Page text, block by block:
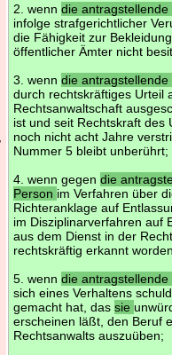
2. wenndie antragstellende
infolge strafgerichtlicher
die Fähigkeit zur Bekleidung
öffentlicher Ämter nicht
3. wenndie antragstellende
durch rechtskräftiges Urteil
Rechtsanwaltschaft
ist und seit Rechtskraft des
noch nicht acht Jahre
Nummer 5 bleibt unberührt;
4. wenn gegendie
Person im Verfahren über
Richteranklage auf
im Disziplinarverfahren auf
aus dem Dienst in der
rechtskräftig erkannt
5. wenndie antragstellende
sich eines Verhaltens
gemacht hat, dassie
erscheinen läßt, den Beruf
Rechtsanwalts auszuüben;